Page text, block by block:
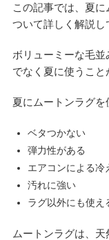
この記事では、夏
ついて詳しく解説し
ボリューミーな毛
でなく夏に使うこと
夏にムートンラグを
ベタつかない
弾力性がある
エアコンによる冷
汚れに強い
ラグ以外にも使え
ムートンラグは、